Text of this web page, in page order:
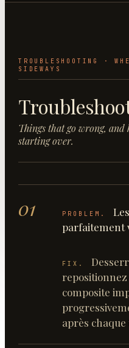
TROUBLESHOOTING ·
SIDEWAYS
Things that go wrong,
starting over.
01 PROBLEM.
parfaitement
FIX.
repositionnez
composite
après